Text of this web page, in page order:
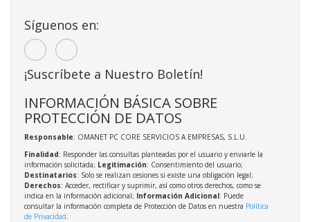
Síguenos en:
¡Suscríbete a Nuestro Boletín!
INFORMACIÓN BÁSICA SOBRE
PROTECCIÓN DE DATOS
Responsable: OMANET PC CORE SERVICIOS A EMPRESAS, S.L.U.
Finalidad: Responder las consultas planteadas por el usuario y enviarle la
información solicitada; Legitimación: Consentimiento del usuario;
Destinatarios: Solo se realizan cesiones si existe una obligación legal;
Derechos: Acceder, rectificar y suprimir, así como otros derechos, como se
indica en la información adicional; Información Adicional: Puede
consultar la información completa de Protección de Datos en nuestra Política
de Privacidad